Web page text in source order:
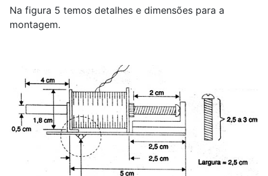
Na figura 5 temos detalhes e dimensões para a
montagem.